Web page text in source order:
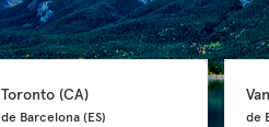
Toronto (CA)
de Barcelona (ES) de